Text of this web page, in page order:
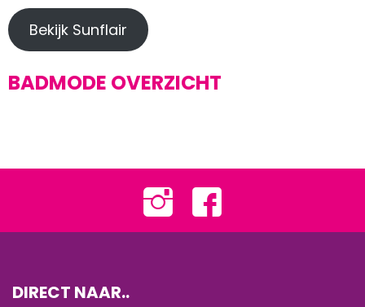
Bekijk Sunflair
BADMODE OVERZICHT
DIRECT NAAR..